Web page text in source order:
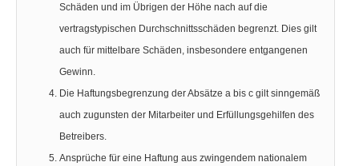
Schäden und im Übrigen der Höhe nach auf die
vertragstypischen Durchschnittsschäden begrenzt. Dies gilt
auch für mittelbare Schäden, insbesondere entgangenen
Gewinn.
Die Haftungsbegrenzung der Absätze a bis c gilt sinngemäß
auch zugunsten der Mitarbeiter und Erfüllungsgehilfen des
Betreibers.
Ansprüche für eine Haftung aus zwingendem nationalem